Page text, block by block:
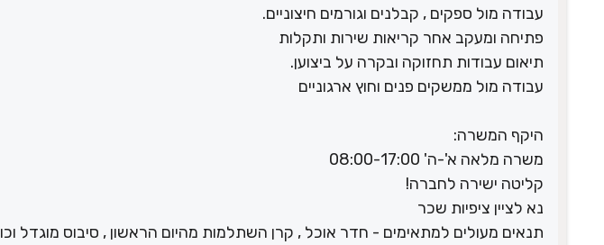
עבודה מול ספקים , קבלנים וגורמים חיצוניים.
פתיחה ומעקב אחר קריאות שירות ותקלות
תיאום עבודות תחזוקה ובקרה על ביצוען.
עבודה מול ממשקים פנים וחוץ ארגוניים
היקף המשרה:
משרה מלאה א'-ה' 08:00-17:00
קליטה ישירה לחברה!
נא לציין ציפיות שכר
תנאים מעולים למתאימים - חדר אוכל , קרן השתלמות מהיום הראשון , סיבוס מוגדל וכו